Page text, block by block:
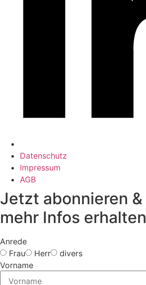
Datenschutz
Impressum
AGB
Jetzt abonnieren &
mehr Infos erhalten
Anrede
Frau
Herr
divers
Vorname